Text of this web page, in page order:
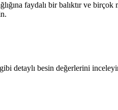
faydalı bir balıktır ve
detaylı besin değerlerini